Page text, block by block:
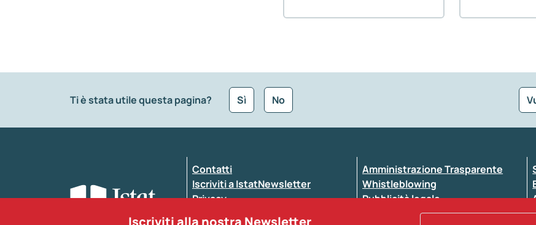
Ti è stata utile questa pagina? Sì No
Seleziona la tipologia della segnalazione
Inserisci il tuo commento
Contatti
Iscriviti a IstatNewsletter
Privacy
Amministrazione Trasparente
Whistleblowing
Pubblicità legale
Atti di notifica
Iscriviti alla nostra Newsletter